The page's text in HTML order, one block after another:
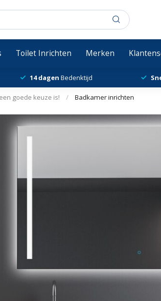
Toilet Inrichten Merken
14 dagen Bedenktijd
goede keuze is! / Badkamer inrichten